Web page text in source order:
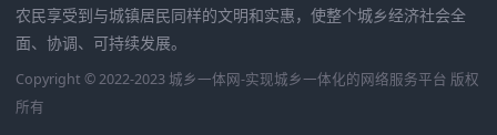
农民享受到与城镇居民同样的文明和实惠，使整个城乡经济社会全
面、协调、可持续发展。
Copyright © 2022-2023 城乡一体网-实现城乡一体化的网络服务平台 版权
所有